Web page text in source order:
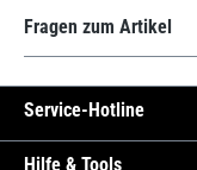
Fragen zum Artikel
Service-Hotline
Hilfe & Tools